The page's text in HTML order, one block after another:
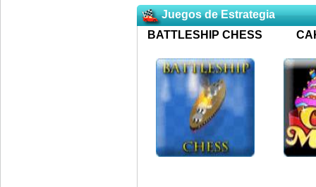
Juegos de Estrategia
BATTLESHIP CHESS